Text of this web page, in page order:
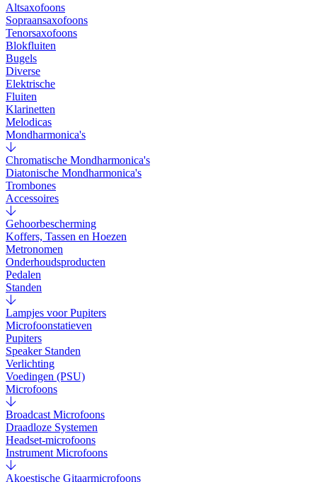
Altsaxofoons
Sopraansaxofoons
Tenorsaxofoons
Blokfluiten
Bugels
Diverse
Elektrische
Fluiten
Klarinetten
Melodicas
Mondharmonica's
Chromatische Mondharmonica's
Diatonische Mondharmonica's
Trombones
Accessoires
Gehoorbescherming
Koffers, Tassen en Hoezen
Metronomen
Onderhoudsproducten
Pedalen
Standen
Lampjes voor Pupiters
Microfoonstatieven
Pupiters
Speaker Standen
Verlichting
Voedingen (PSU)
Microfoons
Broadcast Microfoons
Draadloze Systemen
Headset-microfoons
Instrument Microfoons
Akoestische Gitaarmicrofoons